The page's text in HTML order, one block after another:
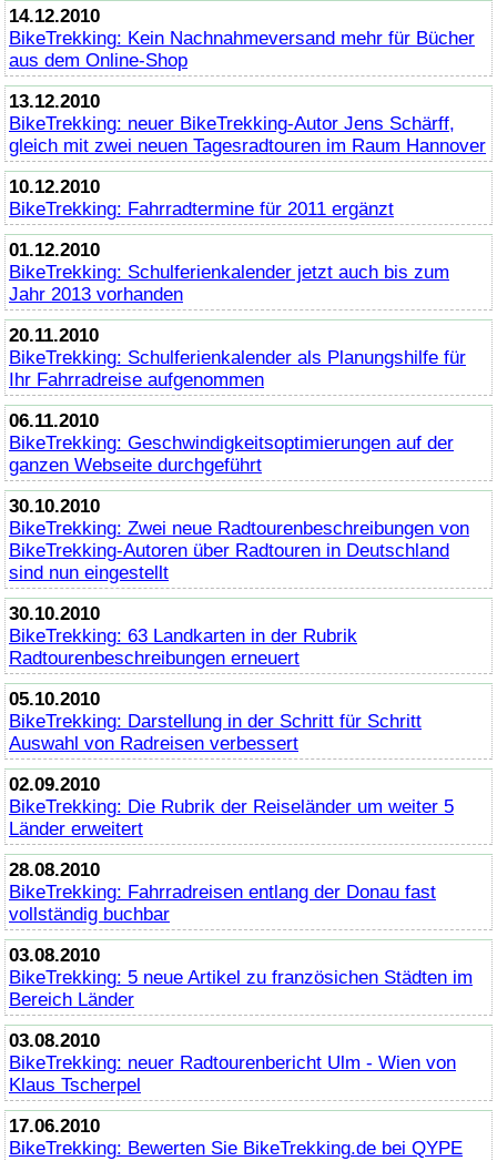
14.12.2010
BikeTrekking: Kein Nachnahmeversand mehr für Bücher
aus dem Online-Shop
13.12.2010
BikeTrekking: neuer BikeTrekking-Autor Jens Schärff,
gleich mit zwei neuen Tagesradtouren im Raum Hannover
10.12.2010
BikeTrekking: Fahrradtermine für 2011 ergänzt
01.12.2010
BikeTrekking: Schulferienkalender jetzt auch bis zum
Jahr 2013 vorhanden
20.11.2010
BikeTrekking: Schulferienkalender als Planungshilfe für
Ihr Fahrradreise aufgenommen
06.11.2010
BikeTrekking: Geschwindigkeitsoptimierungen auf der
ganzen Webseite durchgeführt
30.10.2010
BikeTrekking: Zwei neue Radtourenbeschreibungen von
BikeTrekking-Autoren über Radtouren in Deutschland
sind nun eingestellt
30.10.2010
BikeTrekking: 63 Landkarten in der Rubrik
Radtourenbeschreibungen erneuert
05.10.2010
BikeTrekking: Darstellung in der Schritt für Schritt
Auswahl von Radreisen verbessert
02.09.2010
BikeTrekking: Die Rubrik der Reiseländer um weiter 5
Länder erweitert
28.08.2010
BikeTrekking: Fahrradreisen entlang der Donau fast
vollständig buchbar
03.08.2010
BikeTrekking: 5 neue Artikel zu französichen Städten im
Bereich Länder
03.08.2010
BikeTrekking: neuer Radtourenbericht Ulm - Wien von
Klaus Tscherpel
17.06.2010
BikeTrekking: Bewerten Sie BikeTrekking.de bei QYPE